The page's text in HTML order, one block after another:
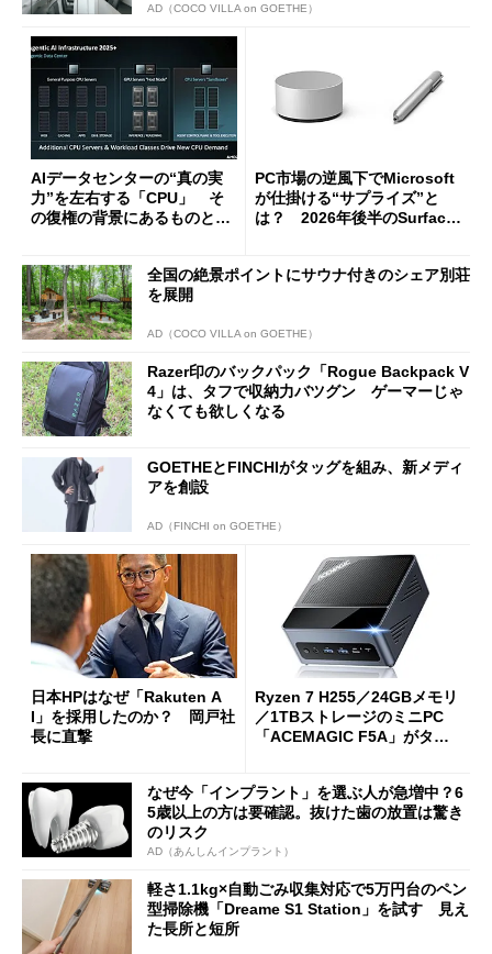
AD（COCO VILLA on GOETHE）
AIデータセンターの“真の実
力”を左右する「CPU」 そ
の復権の背景にあるものと
PC市場の逆風下でMicrosoft
が仕掛ける“サプライズ”と
は？ 2026年後半のSurface
全国の絶景ポイントにサウナ付きのシェア別荘
を展開
AD（COCO VILLA on GOETHE）
Razer印のバックパック「Rogue Backpack V
4」は、タフで収納力バツグン ゲーマーじゃ
なくても欲しくなる
GOETHEとFINCHIがタッグを組み、新メディ
アを創設
AD（FINCHI on GOETHE）
日本HPはなぜ「Rakuten A
I」を採用したのか？ 岡戸社
長に直撃
Ryzen 7 H255／24GBメモリ
／1TBストレージのミニPC
「ACEMAGIC F5A」がタイ
なぜ今「インプラント」を選ぶ人が急増中？6
5歳以上の方は要確認。抜けた歯の放置は驚き
のリスク
AD（あんしんインプラント）
軽さ1.1kg×自動ごみ収集対応で5万円台のペン
型掃除機「Dreame S1 Station」を試す 見え
た長所と短所